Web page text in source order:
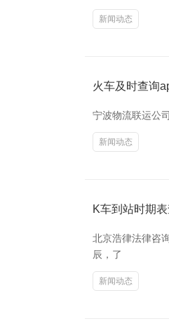
新闻动态
火车及时查询
宁波物流联运公
新闻动态
K车到站时期
北京浩律法律咨
辰，了
新闻动态